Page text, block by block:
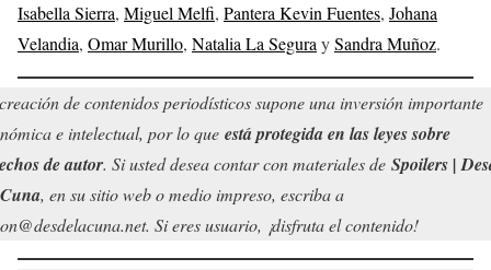
Isabella Sierra, Miguel Melfi, Pantera Kevin Fuentes, Johana
Velandia, Omar Murillo, Natalia La SeguraySandra Muñoz.
de contenidos periodísticos supone una inversión importante
e intelectual, por lo que está protegida en las leyes sobre
de autor. Si usted desea contar con materiales de Spoilers |
, en su sitio web o medio impreso, escriba a
Si eres usuario, ¡disfruta el contenido!